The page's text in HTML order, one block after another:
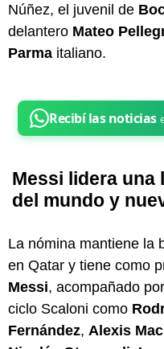
Núñez, el juvenil de
delantero Mateo
Parma italiano.
Messi lidera una
del mundo y
La nómina mantiene la
en Qatar y tiene como
Messi, acompañado
ciclo Scaloni como
Fernández, Alexis